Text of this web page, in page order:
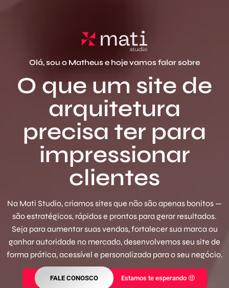
Olá, sou o Matheus e hoje vamos falar sobre
O que um site de
arquitetura
precisa ter para
impressionar
clientes
Na Mati Studio, criamos sites que não são apenas bonitos —
são estratégicos, rápidos e prontos para gerar resultados.
Seja para aumentar suas vendas, fortalecer sua marca ou
ganhar autoridade no mercado, desenvolvemos seu site de
forma prática, acessível e personalizada para o seu negócio.
FALE CONOSCO Estamos te esperando 🤑